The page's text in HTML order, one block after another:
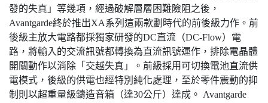
發的失真」等幾項，經過破解層層困難險阻之後，
Avantgarde終於推出XA系列這兩款劃時代的前後級力作。前
後級主放大電路都採獨家研發的DC直流（DC-Flow）電
路，將輸入的交流訊號都轉換為直流訊號運作，排除電晶體
開關動作以消除「交越失真」。前級採用可切換電池直流供
電模式，後級的供電也經特別純化處理，至於零件震動的抑
制則以超重量級鑄造音箱（達30公斤）達成。 Avantgarde